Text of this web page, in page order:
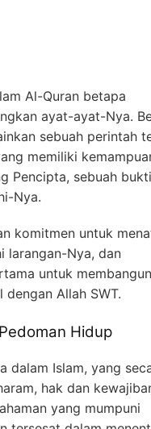
Al-Quran betapa
ayat-ayat-Nya.
sebuah perintah
memiliki
Pencipta, sebuah bukti
Nya.
komitmen untuk
larangan-Nya, dan
untuk membangun
Allah SWT.
Hidup
dalam Islam, yang
hak dan
yang mumpuni